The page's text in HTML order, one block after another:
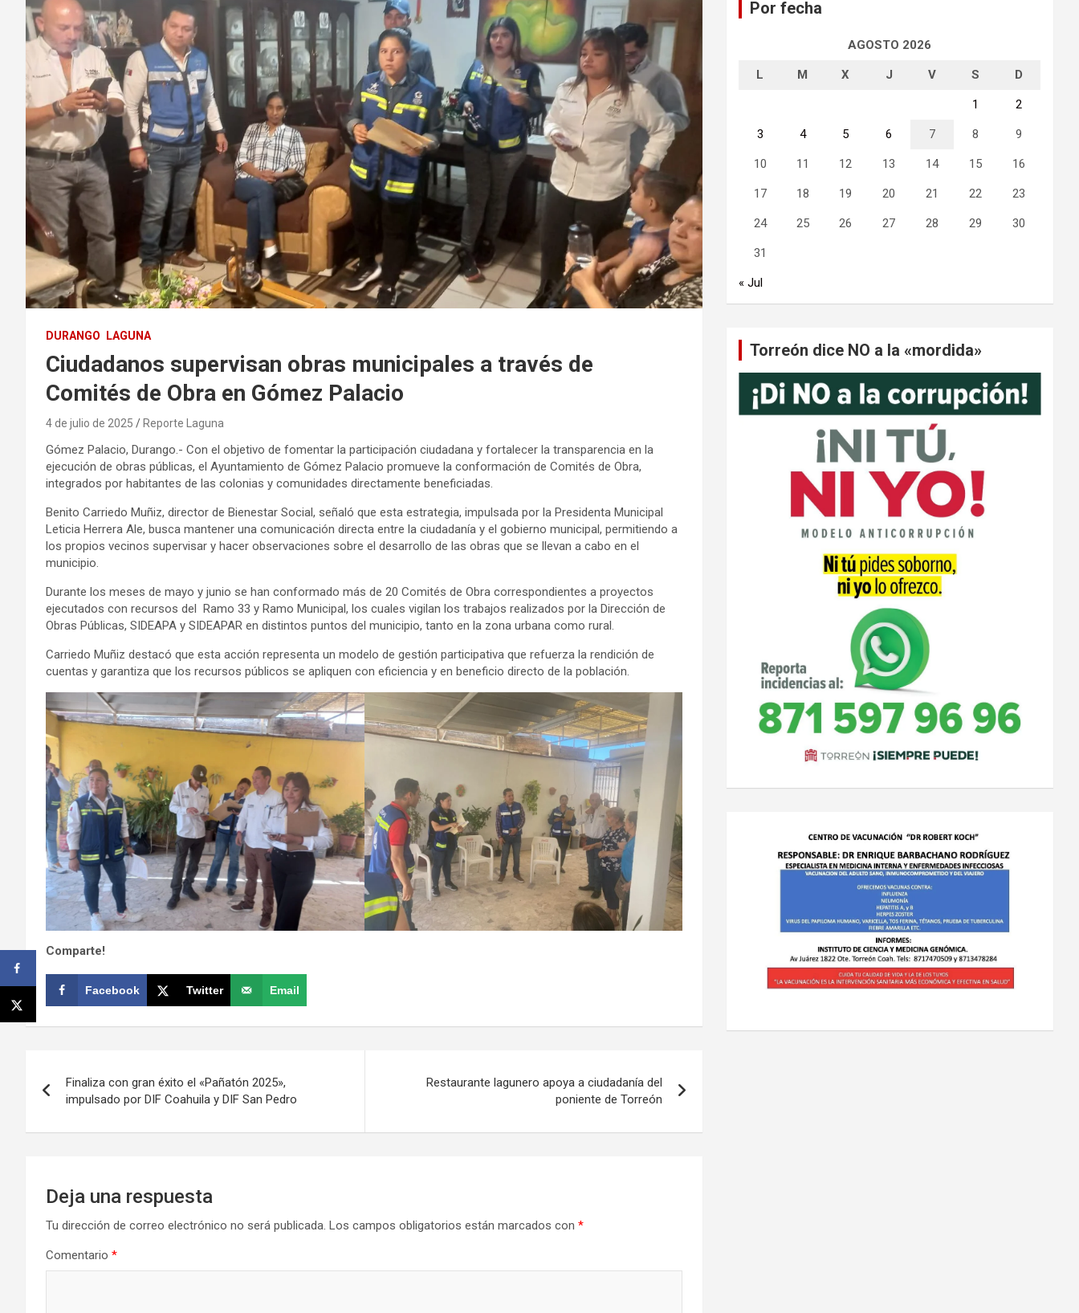
DURANGO LAGUNA
Ciudadanos supervisan obras municipales a través de
Comités de Obra en Gómez Palacio
4 de julio de 2025 Reporte Laguna
Gómez Palacio, Durango.- Con el objetivo de fomentar la participación ciudadana y fortalecer la transparencia en la
ejecución de obras públicas, el Ayuntamiento de Gómez Palacio promueve la conformación de Comités de Obra,
integrados por habitantes de las colonias y comunidades directamente beneficiadas.
Benito Carriedo Muñiz, director de Bienestar Social, señaló que esta estrategia, impulsada por la Presidenta Municipal
Leticia Herrera Ale, busca mantener una comunicación directa entre la ciudadanía y el gobierno municipal, permitiendo a
los propios vecinos supervisar y hacer observaciones sobre el desarrollo de las obras que se llevan a cabo en el
municipio.
Durante los meses de mayo y junio se han conformado más de 20 Comités de Obra correspondientes a proyectos
ejecutados con recursos del Ramo 33 y Ramo Municipal, los cuales vigilan los trabajos realizados por la Dirección de
Obras Públicas, SIDEAPA y SIDEAPAR en distintos puntos del municipio, tanto en la zona urbana como rural.
Carriedo Muñiz destacó que esta acción representa un modelo de gestión participativa que refuerza la rendición de
cuentas y garantiza que los recursos públicos se apliquen con eficiencia y en beneficio directo de la población.
Comparte!
Facebook Twitter Email
de
entradas
Finaliza con gran éxito el «Pañatón 2025»,
impulsado por DIF Coahuila y DIF San Pedro
Restaurante lagunero apoya a ciudadanía del
poniente de Torreón
Deja una respuesta
Tu dirección de correo electrónico no será publicada. Los campos obligatorios están marcados con *
Comentario *
Por fecha
AGOSTO 2026
L M X J V S D
1 2
3 4 5 6 7 8 9
10 11 12 13 14 15 16
17 18 19 20 21 22 23
24 25 26 27 28 29 30
31
« Jul
Torreón dice NO a la «mordida»